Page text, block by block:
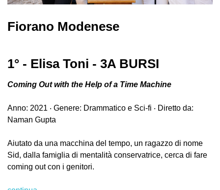
Fiorano Modenese
1° - Elisa Toni - 3A BURSI
Coming Out with the Help of a Time Machine
Anno: 2021 ‧ Genere: Drammatico e Sci-fi ‧ Diretto da:
Naman Gupta
Aiutato da una macchina del tempo, un ragazzo di nome
Sid, dalla famiglia di mentalità conservatrice, cerca di fare
coming out con i genitori.